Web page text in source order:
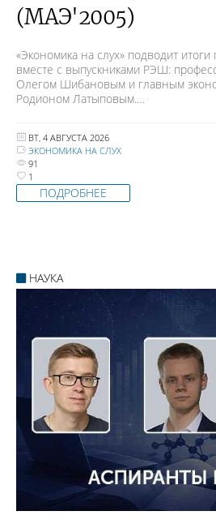
(МАЭ'2005)
«Экономика на слух» подводит
вместе с выпускниками РЭШ:
Олегом Шибановым и главным
Родионом Латыповым.…
ВТ, 4 АВГУСТА 2026
ЭКОНОМИКА НА СЛУХ
91
1
ПОДРОБНЕЕ
НАУКА